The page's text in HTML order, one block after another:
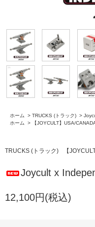
ホーム > TRUCKS (トラック) >
ホーム
> 【JOYCULT】USA/
TRUCKS (トラック) 【
Joycult x
12,100円(税込)